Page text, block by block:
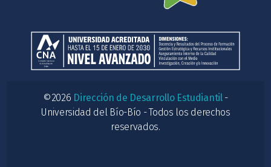
©2026 Dirección de Desarrollo Estudiantil-
Universidad del Bío-Bío - Todos los derechos
reservados.